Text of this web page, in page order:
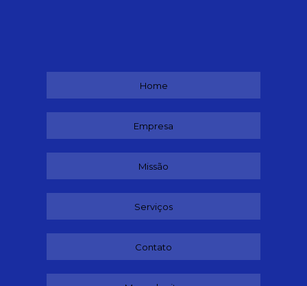
Home
Empresa
Missão
Serviços
Contato